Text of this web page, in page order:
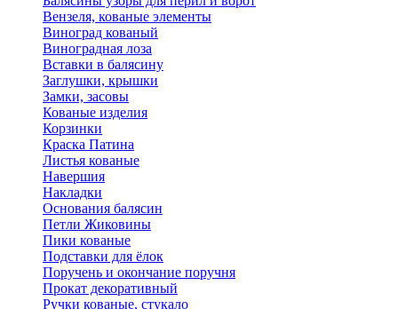
Вензеля, кованые элементы
Виноград кованый
Виноградная лоза
Вставки в балясину
Заглушки, крышки
Замки, засовы
Кованые изделия
Корзинки
Краска Патина
Листья кованые
Навершия
Накладки
Основания балясин
Петли Жиковины
Пики кованые
Подставки для ёлок
Поручень и окончание поручня
Прокат декоративный
Ручки кованые, стукало